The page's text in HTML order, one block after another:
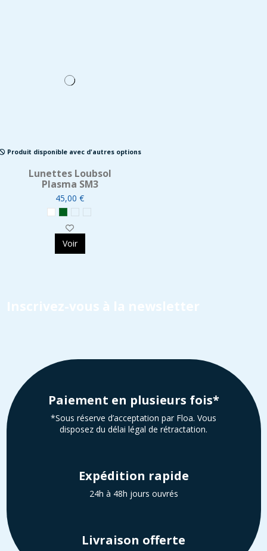
Produit disponible avec d'autres options
Lunettes Loubsol
Plasma SM3
45,00 €
Voir
Inscrivez-vous à la newsletter
Paiement en plusieurs fois*
*Sous réserve d’acceptation par Floa. Vous
disposez du délai légal de rétractation.
Expédition rapide
24h à 48h jours ouvrés
Livraison offerte